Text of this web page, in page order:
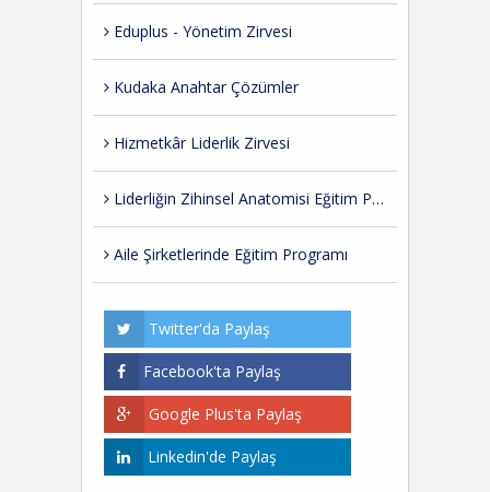
Eduplus - Yönetim Zirvesi
Kudaka Anahtar Çözümler
Hizmetkâr Liderlik Zirvesi
Liderliğin Zihinsel Anatomisi Eğitim Programı
Aile Şirketlerinde Eğitim Programı
Twitter'da Paylaş
Facebook'ta Paylaş
Google Plus'ta Paylaş
Linkedin'de Paylaş